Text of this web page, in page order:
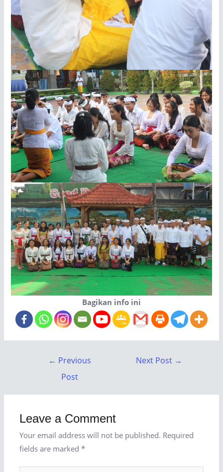
Bagikan info ini
← Previous
Post
Next Post →
Leave a Comment
Your email address will not be published. Required
fields are marked*